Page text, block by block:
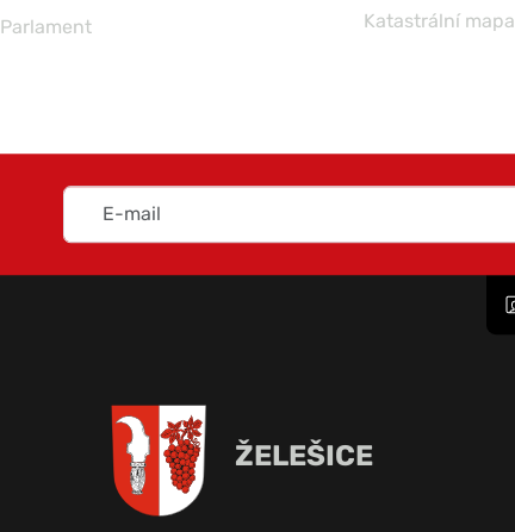
Parlament Katastrální mapa
ŽELEŠICE